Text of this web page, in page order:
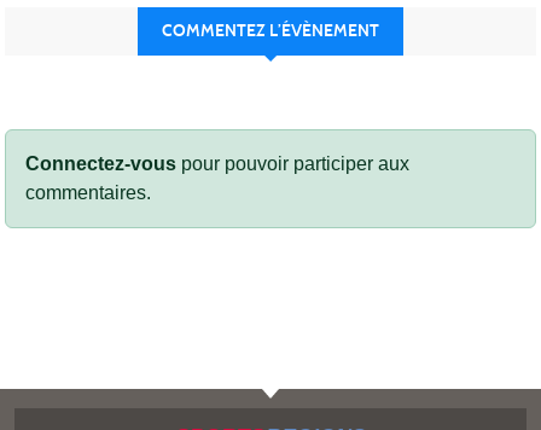
COMMENTEZ L’ÉVÈNEMENT
Connectez-vous pour pouvoir participer aux
commentaires.